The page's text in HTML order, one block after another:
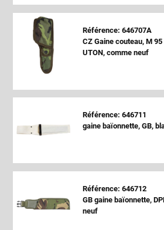
Référence: 646707A
CZ Gaine couteau, M
UTON, comme neuf
Référence: 646711
gaine baïonnette, GB,
Référence: 646712
GB gaine baïonnette,
neuf